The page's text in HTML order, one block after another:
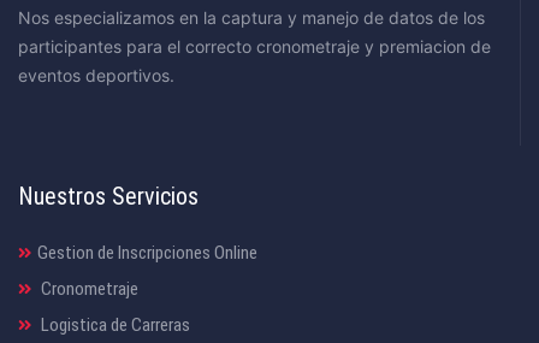
Nos especializamos en la captura y manejo de datos de los
participantes para el correcto cronometraje y premiacion de
eventos deportivos.
Nuestros Servicios
Gestion de Inscripciones Online
Cronometraje
Logistica de Carreras